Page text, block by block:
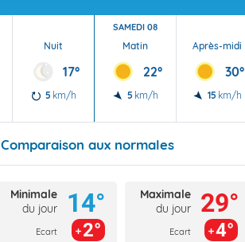
Nuit
17°
5 km/h
SAMEDI 08
Matin
22°
5 km/h
Après-midi
30°
15 km/h
Comparaison aux normales
Minimale
du jour
Ecart
14°
2°
Maximale
du jour
Ecart
29°
4°